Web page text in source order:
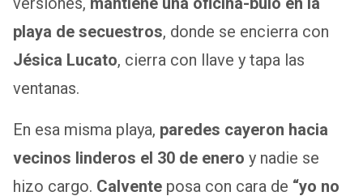
playa de secuestros, donde se encierra con
Jésica Lucato, cierra con llave y tapa las
ventanas.
En esa misma playa, paredes cayeron hacia
vecinos linderos el 30 de enero y nadie se
hizo cargo. Calvente posa con cara de “yo no